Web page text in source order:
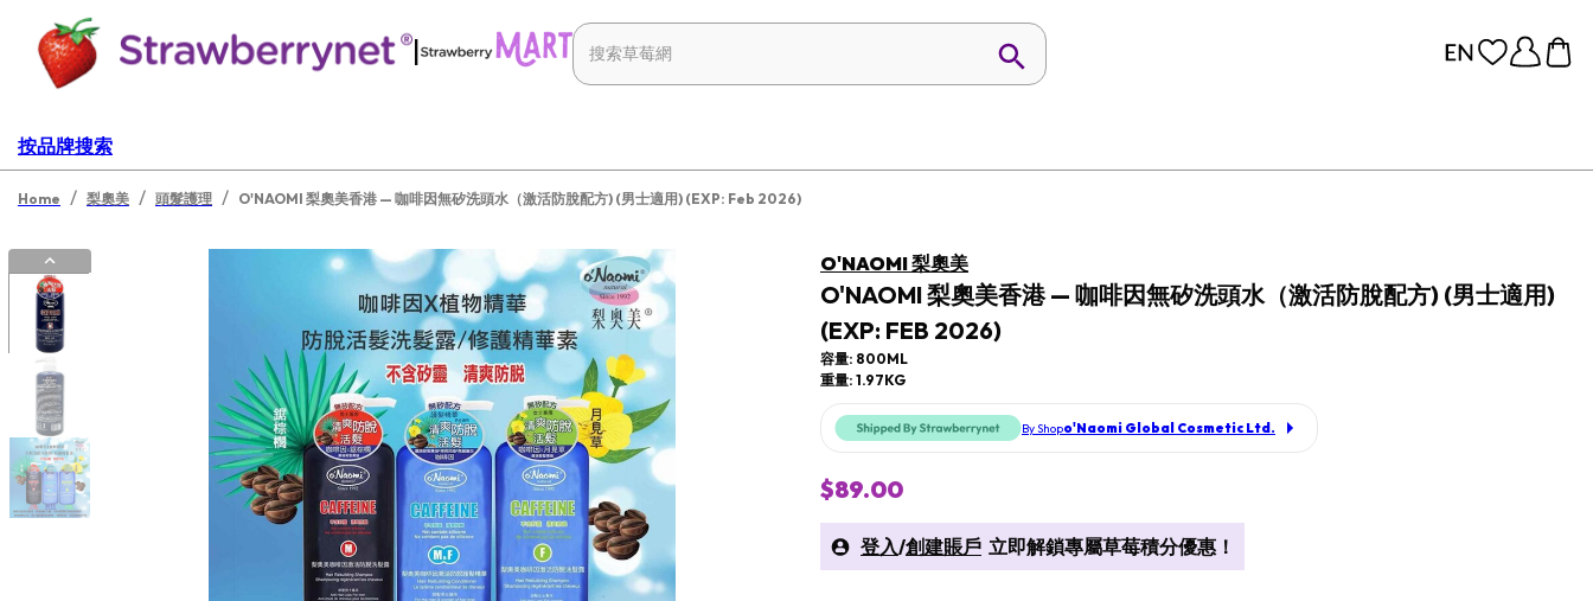
|
按品牌搜索
Home / 梨奧美 / 頭髮護理 / O'NAOMI 梨奧美香港 — 咖啡因無矽洗頭水（激活防脫配方) (男士適用) (EXP: Feb 2026)
O'NAOMI 梨奧美
O'NAOMI 梨奧美香港 — 咖啡因無矽洗頭水（激活防脫配方) (男士適用)
(EXP: FEB 2026)
容量: 800ML
重量: 1.97KG
By Shopo'Naomi Global Cosmetic Ltd.
$89.00
登入/創建賬戶 立即解鎖專屬草莓積分優惠！